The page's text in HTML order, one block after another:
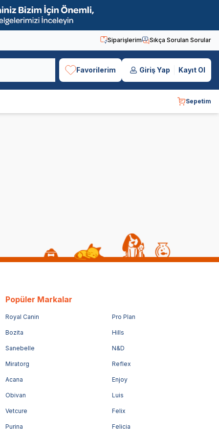
Siparişlerim Sıkça Sorulan Sorular
Favorilerim Giriş Yap Kayıt Ol
Sepetim
Popüler Markalar
Royal Canin Pro Plan
Bozita Hills
Sanebelle N&D
Miratorg Reflex
Acana Enjoy
Obivan Luis
Vetcure Felix
Purina Felicia